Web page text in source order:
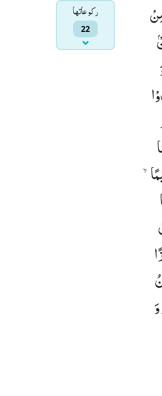
ركوعاتها
22